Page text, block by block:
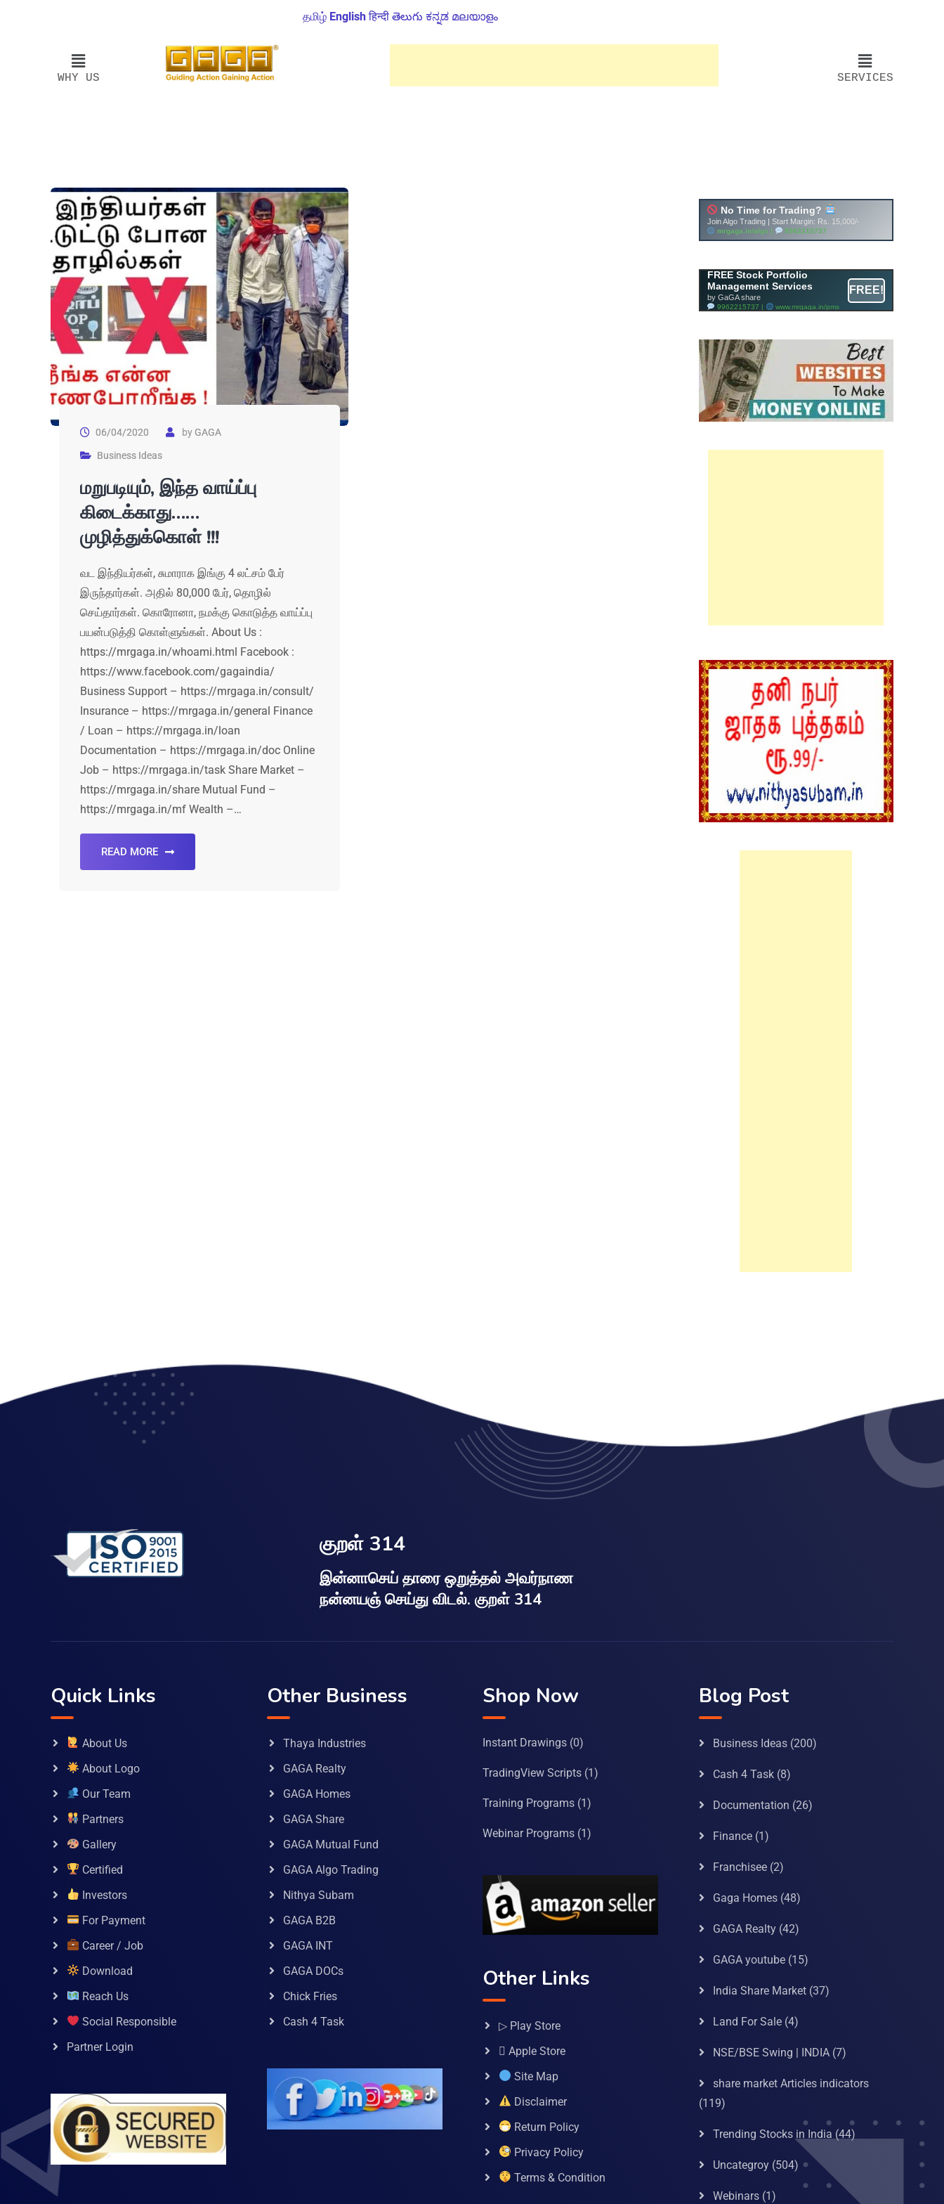
தமிழ் English हिन्दी తెలుగు ಕನ್ನಡ മലയാളം
WHY US SERVICES
06/04/2020 byGAGA
Business Ideas
மறுபடியும், இந்த வாய்ப்பு
கிடைக்காது……
முழித்துக்கொள் !!!
வட இந்தியர்கள், சுமாராக இங்கு 4 லட்சம் பேர்
இருந்தார்கள். அதில் 80,000 பேர், தொழில்
செய்தார்கள். கொரோனா, நமக்கு கொடுத்த வாய்ப்பு
பயன்படுத்தி கொள்ளுங்கள். About Us :
https://mrgaga.in/whoami.html Facebook :
https://www.facebook.com/gagaindia/
Business Support – https://mrgaga.in/consult/
Insurance – https://mrgaga.in/general Finance
/ Loan – https://mrgaga.in/loan
Documentation – https://mrgaga.in/doc Online
Job – https://mrgaga.in/task Share Market –
https://mrgaga.in/share Mutual Fund –
https://mrgaga.in/mf Wealth –…
READ MORE
FREE Stock Portfolio
Management Services
by GaGA share
9962215737 | www.mrgaga.in/pms
FREE!
குறள் 314
இன்னாசெய் தாரை ஒறுத்தல் அவர்நாண
நன்னயஞ் செய்து விடல். குறள் 314
Quick Links
About Us
About Logo
Our Team
Partners
Gallery
Certified
Investors
For Payment
Career / Job
Download
Reach Us
Social Responsible
Partner Login
Other Business
Thaya Industries
GAGA Realty
GAGA Homes
GAGA Share
GAGA Mutual Fund
GAGA Algo Trading
Nithya Subam
GAGA B2B
GAGA INT
GAGA DOCs
Chick Fries
Cash 4 Task
Shop Now
Instant Drawings (0)
TradingView Scripts (1)
Training Programs (1)
Webinar Programs (1)
Other Links
▷ Play Store
 Apple Store
Site Map
Disclaimer
Return Policy
Privacy Policy
Terms & Condition
Blog Post
Business Ideas(200)
Cash 4 Task(8)
Documentation (26)
Finance(1)
Franchisee(2)
Gaga Homes(48)
GAGA Realty(42)
GAGA youtube(15)
India Share Market(37)
Land For Sale(4)
NSE/BSE Swing | INDIA(7)
share market Articles indicators
(119)
Trending Stocks in India (44)
Uncategroy(504)
Webinars(1)